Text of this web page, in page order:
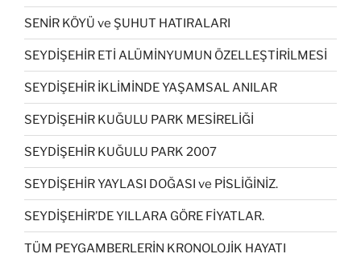
SENİR KÖYÜ ve ŞUHUT HATIRALARI
SEYDİŞEHİR ETİ ALÜMİNYUMUN ÖZELLEŞTİRİLMESİ
SEYDİŞEHİR İKLİMİNDE YAŞAMSAL ANILAR
SEYDİŞEHİR KUĞULU PARK MESİRELİĞİ
SEYDİŞEHİR KUĞULU PARK 2007
SEYDİŞEHİR YAYLASI DOĞASI ve PİSLİĞİNİZ.
SEYDİŞEHİR’DE YILLARA GÖRE FİYATLAR.
TÜM PEYGAMBERLERİN KRONOLOJİK HAYATI